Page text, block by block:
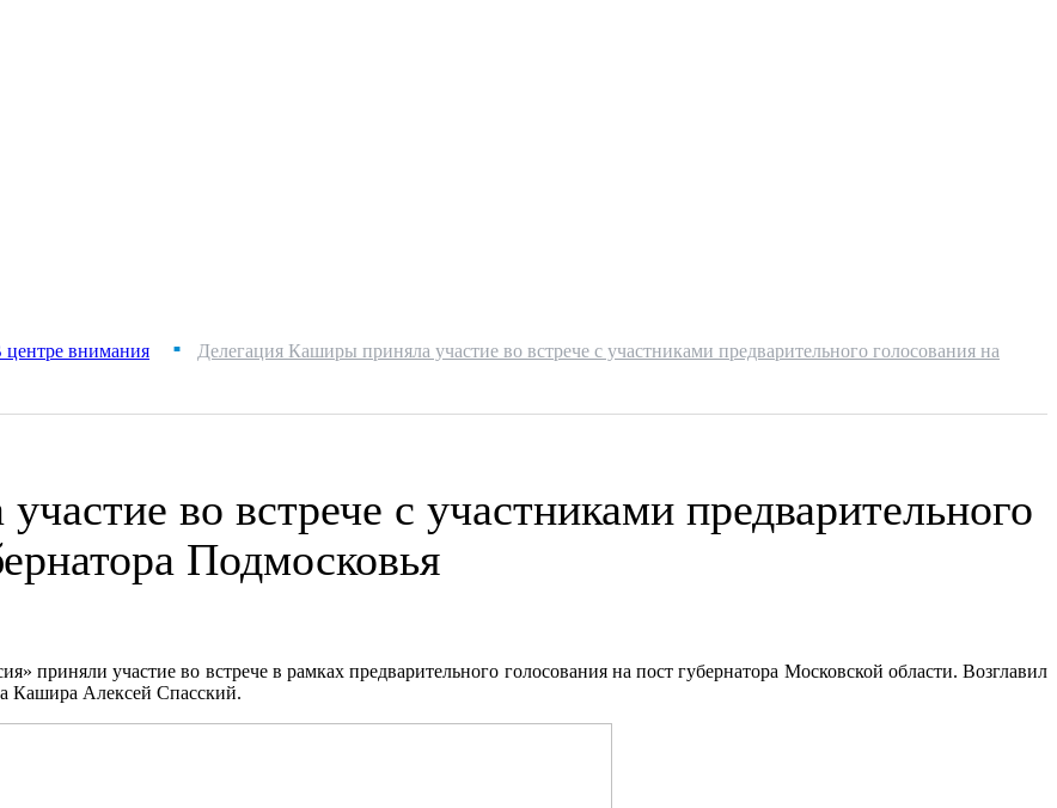
центре внимания ■
Делегация Каширы приняла участие во встрече с участниками предварительного голосования на
во встрече с участниками предварительного
Подмосковья
приняли участие во встрече в рамках предварительного голосования на пост губернатора Московской области. Возглавил
Кашира Алексей Спасский.